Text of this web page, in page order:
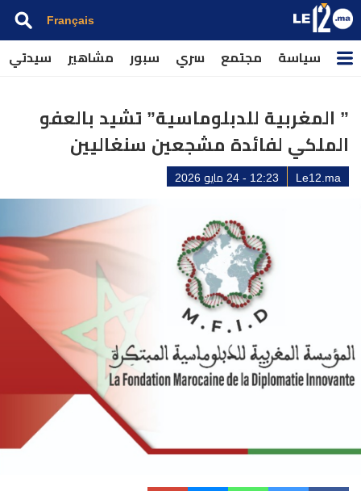
Français
سياسة مجتمع سري سبور مشاهير سيدتي
” المغربية للدبلوماسية” تشيد بالعفو
الملكي لفائدة مشجعين سنغاليين
Le12.ma 12:23 - 24 مايو 2026